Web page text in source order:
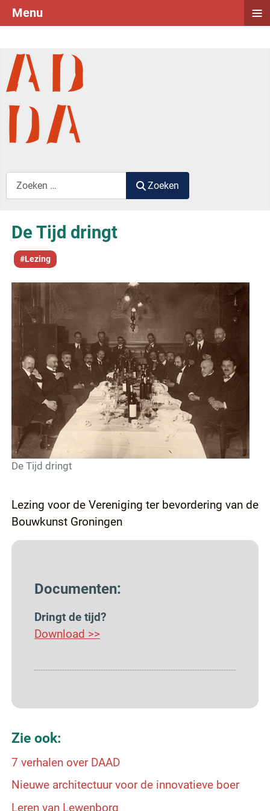
Zoek label Zoeken
De Tijd dringt
#Lezing
De Tijd dringt
Lezing voor de Vereniging ter bevordering van de
Bouwkunst Groningen
Documenten:
Dringt de tijd?
Download >>
Zie ook:
7 verhalen over DAAD
Nieuwe architectuur voor de innovatieve boer
Leren van Lewenborg
Menu ≡